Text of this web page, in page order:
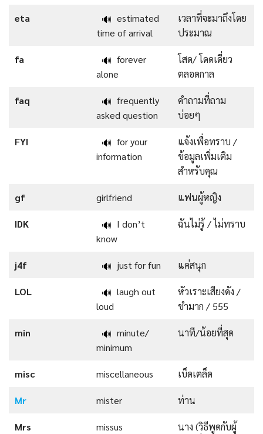
eta 🔊 estimated
time of arrival
เวลาที่จะมาถึงโดย
ประมาณ
fa 🔊 forever
alone
โสด/ โดดเดี่ยว
ตลอดกาล
faq 🔊 frequently
asked question
คำถามที่ถาม
บ่อยๆ
FYI 🔊 for your
information
แจ้งเพื่อทราบ /
ข้อมูลเพิ่มเติม
สำหรับคุณ
gf girlfriend แฟนผู้หญิง
IDK 🔊 I don’t
know
ฉันไม่รู้ / ไม่ทราบ
j4f 🔊 just for fun แค่สนุก
LOL 🔊 laugh out
loud
หัวเราะเสียงดัง /
ขำมาก / 555
min 🔊 minute/
minimum
นาที/น้อยที่สุด
misc miscellaneous เบ็ดเตล็ด
Mr mister ท่าน
Mrs missus
นาง (วิธีพูดกับผู้